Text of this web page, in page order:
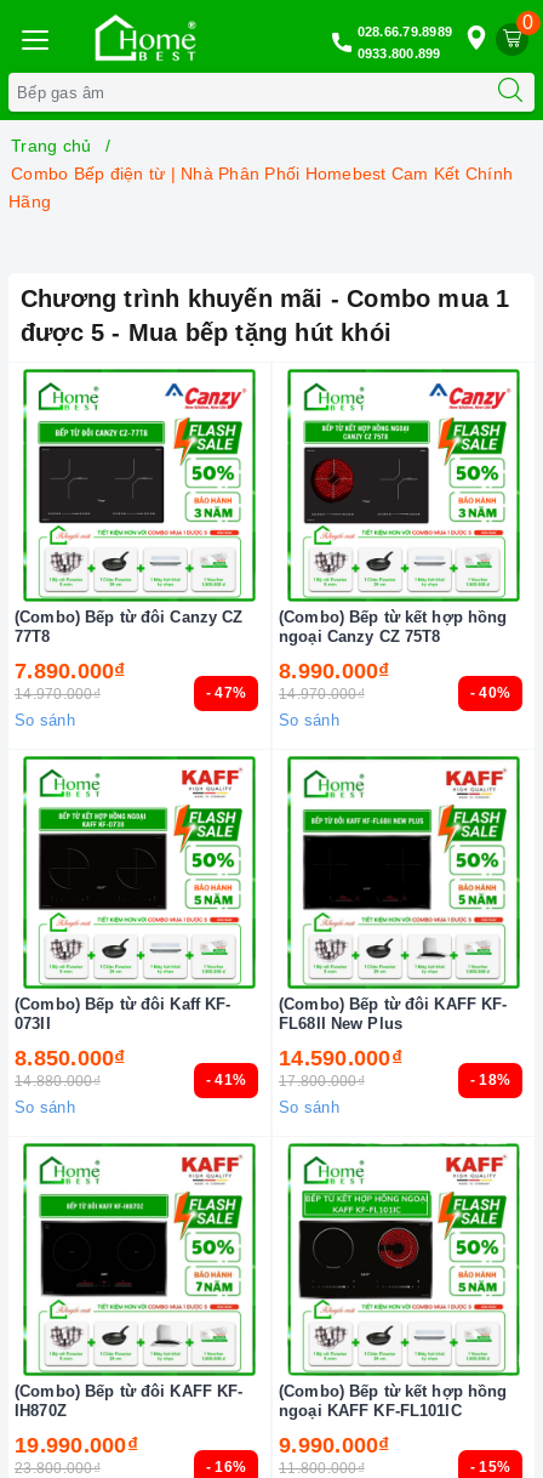
0
028.66.79.8989
0933.800.899
Trang chủ
Combo Bếp điện từ | Nhà Phân Phối Homebest Cam Kết Chính
Hãng
Chương trình khuyến mãi - Combo mua 1
được 5 - Mua bếp tặng hút khói
- 47%
(Combo) Bếp từ đôi Canzy CZ
77T8
7.890.000₫
14.970.000₫
So sánh
- 40%
(Combo) Bếp từ kết hợp hồng
ngoại Canzy CZ 75T8
8.990.000₫
14.970.000₫
So sánh
- 41%
(Combo) Bếp từ đôi Kaff KF-
073II
8.850.000₫
14.880.000₫
So sánh
- 18%
(Combo) Bếp từ đôi KAFF KF-
FL68II New Plus
14.590.000₫
17.800.000₫
So sánh
- 16%
(Combo) Bếp từ đôi KAFF KF-
IH870Z
19.990.000₫
23.800.000₫ - 15%
(Combo) Bếp từ kết hợp hồng
ngoại KAFF KF-FL101IC
9.990.000₫
11.800.000₫